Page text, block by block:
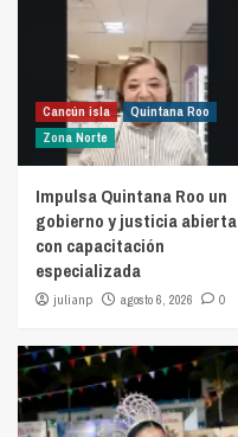
Cancún isla
Quintana Roo
Zona Norte
Impulsa Quintana Roo un
gobierno y justicia abierta
con capacitación
especializada
julianp agosto 6, 2026 0